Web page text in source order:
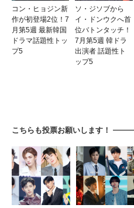
コン・ヒョジン新
作が初登場2位！7
月第5週 最新韓国
ドラマ話題性トッ
プ5
ソ・ジソブから
イ・ドンウクへ首
位バトンタッチ！
7月第5週 韓ドラ
出演者 話題性ト
ップ5
こちらも投票お願いします！